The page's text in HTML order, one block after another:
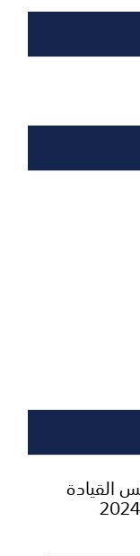
القيادة